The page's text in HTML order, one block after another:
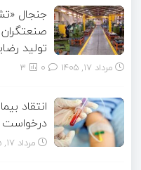
جنجال
تولید
مرداد ۱۷, ۱۴۰۵ 3
انتقاد
درخواست
مرداد ۱۷, ۱۴۰۵